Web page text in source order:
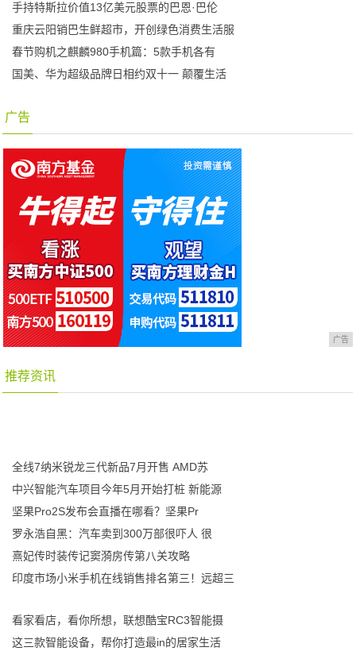
手持特斯拉价值13亿美元股票的巴恩·巴伦
重庆云阳销巴生鲜超市，开创绿色消费生活服
春节购机之麒麟980手机篇：5款手机各有
国美、华为超级品牌日相约双十一 颠覆生活
广告
广告
推荐资讯
全线7纳米锐龙三代新品7月开售 AMD苏
中兴智能汽车项目今年5月开始打桩 新能源
坚果Pro2S发布会直播在哪看？坚果Pr
罗永浩自黑：汽车卖到300万部很吓人 很
熹妃传时装传记窦漪房传第八关攻略
印度市场小米手机在线销售排名第三！远超三
看家看店，看你所想，联想酷宝RC3智能摄
这三款智能设备，帮你打造最in的居家生活